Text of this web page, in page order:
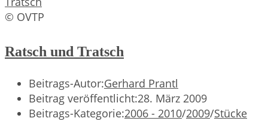
© OVTP
Ratsch und Tratsch
Beitrags-Autor:Gerhard Prantl
Beitrag veröffentlicht:28. März 2009
Beitrags-Kategorie:2006 - 2010/2009/Stücke